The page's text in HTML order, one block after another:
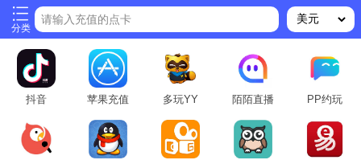
分类
请输入充值的点卡
抖音 苹果充值 多玩YY 陌陌直播 PP约玩